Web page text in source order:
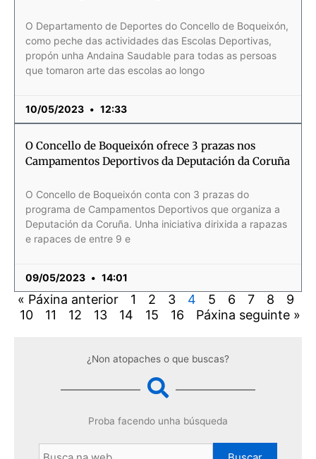
O Departamento de Deportes do Concello de Boqueixón,
como peche das actividades das Escolas Deportivas,
propón unha Andaina Saudable para todas as persoas
que tomaron arte das escolas ao longo
10/05/2023 12:33
O Concello de Boqueixón ofrece 3 prazas nos
Campamentos Deportivos da Deputación da Coruña
O Concello de Boqueixón conta con 3 prazas do
programa de Campamentos Deportivos que organiza a
Deputación da Coruña. Unha iniciativa dirixida a rapazas
e rapaces de entre 9 e
09/05/2023 14:01
« Páxina anterior 1 2 3 4 5 6 7 8 9
10 11 12 13 14 15 16 Páxina seguinte »
¿Non atopaches o que buscas?
Proba facendo unha búsqueda